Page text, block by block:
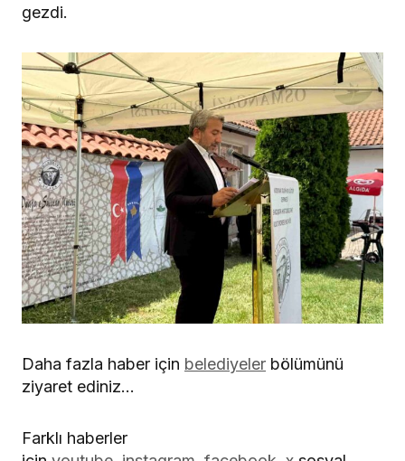
gezdi.
Daha fazla haber için belediyeler bölümünü
ziyaret ediniz…
Farklı haberler